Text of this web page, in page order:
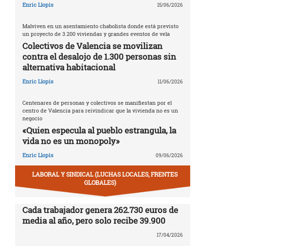
Enric Llopis 15/06/2026
Malviven en un asentamiento chabolista donde está previsto
un proyecto de 3.200 viviendas y grandes eventos de vela
Colectivos de Valencia se movilizan
contra el desalojo de 1.300 personas sin
alternativa habitacional
Enric Llopis 11/06/2026
Centenares de personas y colectivos se manifiestan por el
centro de Valencia para reivindicar que la vivienda no es un
negocio
«Quien especula al pueblo estrangula, la
vida no es un monopoly»
Enric Llopis 09/06/2026
LABORAL Y SINDICAL (LUCHAS LOCALES, FRENTES
GLOBALES)
Cada trabajador genera 262.730 euros de
media al año, pero solo recibe 39.900
17/04/2026